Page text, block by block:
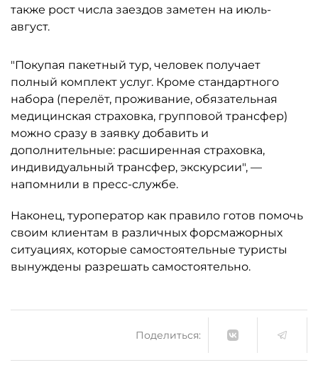
также рост числа заездов заметен на июль-
август.
"Покупая пакетный тур, человек получает
полный комплект услуг. Кроме стандартного
набора (перелёт, проживание, обязательная
медицинская страховка, групповой трансфер)
можно сразу в заявку добавить и
дополнительные: расширенная страховка,
индивидуальный трансфер, экскурсии", —
напомнили в пресс-службе.
Наконец, туроператор как правило готов помочь
своим клиентам в различных форсмажорных
ситуациях, которые самостоятельные туристы
вынуждены разрешать самостоятельно.
Поделиться: